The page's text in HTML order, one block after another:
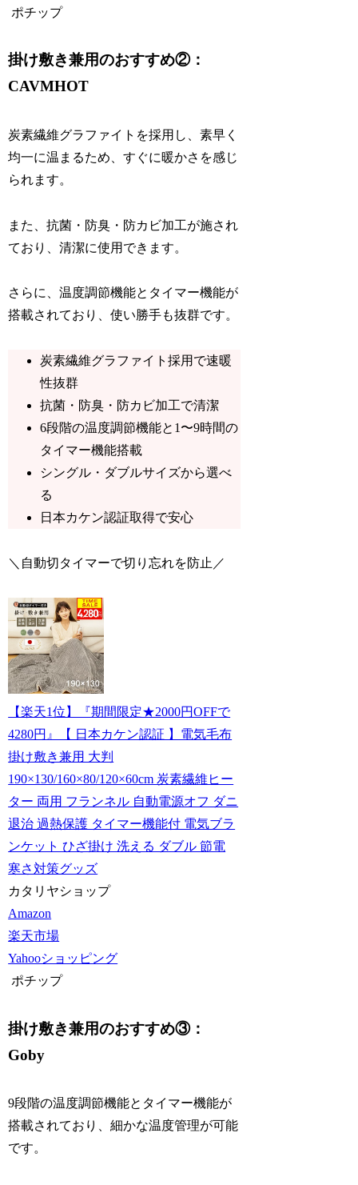
ポチップ
掛け敷き兼用のおすすめ②：
CAVMHOT
炭素繊維グラファイトを採用し、素早く
均一に温まるため、すぐに暖かさを感じ
られます。
また、抗菌・防臭・防カビ加工が施され
ており、清潔に使用できます。
さらに、温度調節機能とタイマー機能が
搭載されており、使い勝手も抜群です。
炭素繊維グラファイト採用で速暖
性抜群
抗菌・防臭・防カビ加工で清潔
6段階の温度調節機能と1〜9時間の
タイマー機能搭載
シングル・ダブルサイズから選べ
る
日本カケン認証取得で安心
＼自動切タイマーで切り忘れを防止／
【楽天1位】『期間限定★2000円OFFで
4280円』【 日本カケン認証 】電気毛布
掛け敷き兼用 大判
190×130/160×80/120×60cm 炭素繊維ヒー
ター 両用 フランネル 自動電源オフ ダニ
退治 過熱保護 タイマー機能付 電気ブラ
ンケット ひざ掛け 洗える ダブル 節電
寒さ対策グッズ
カタリヤショップ
Amazon
楽天市場
Yahooショッピング
ポチップ
掛け敷き兼用のおすすめ③：
Goby
9段階の温度調節機能とタイマー機能が
搭載されており、細かな温度管理が可能
です。